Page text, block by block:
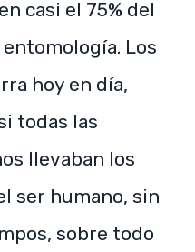
casi el 75% del
Los
hoy en día,
todas las
llevaban los
ser humano, sin
sobre todo